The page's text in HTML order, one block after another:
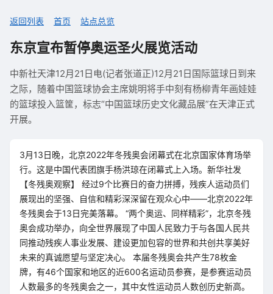
返回列表 首页 站点总览
东京宣布暂停奥运圣火展览活动
中新社天津12月21日电(记者张道正)12月21日国际篮球日到来
之际，随着中国篮球协会主席姚明将手中刻有杨柳青年画娃娃
的篮球投入篮筐，标志“中国篮球历史文化藏品展”在天津正式
开展。
3月13日晚，北京2022年冬残奥会闭幕式在北京国家体育场举
行。这是中国代表团旗手杨洪琼在闭幕式上入场。新华社发
【冬残奥观察】 经过9个比赛日的奋力拼搏，残疾人运动员们
展现出的坚强、自信和精彩深深留在观众心中——北京2022年
冬残奥会于13日完美落幕。 “两个奥运、同样精彩”，北京冬残
奥会成功举办，向全世界展现了中国人民致力于与各国人民共
同推动残疾人事业发展、建设更加包容的世界和共创共享美好
未来的真诚愿望与坚定决心。 本届冬残奥会共产生78枚金
牌，有46个国家和地区的近600名运动员参赛，是参赛运动员
人数最多的冬残奥会之一，其中女性运动员人数创历史新高。